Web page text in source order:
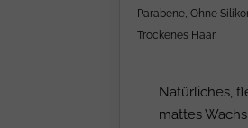
Parabene, Ohne
Trockenes Haar
Natürliches,
mattes